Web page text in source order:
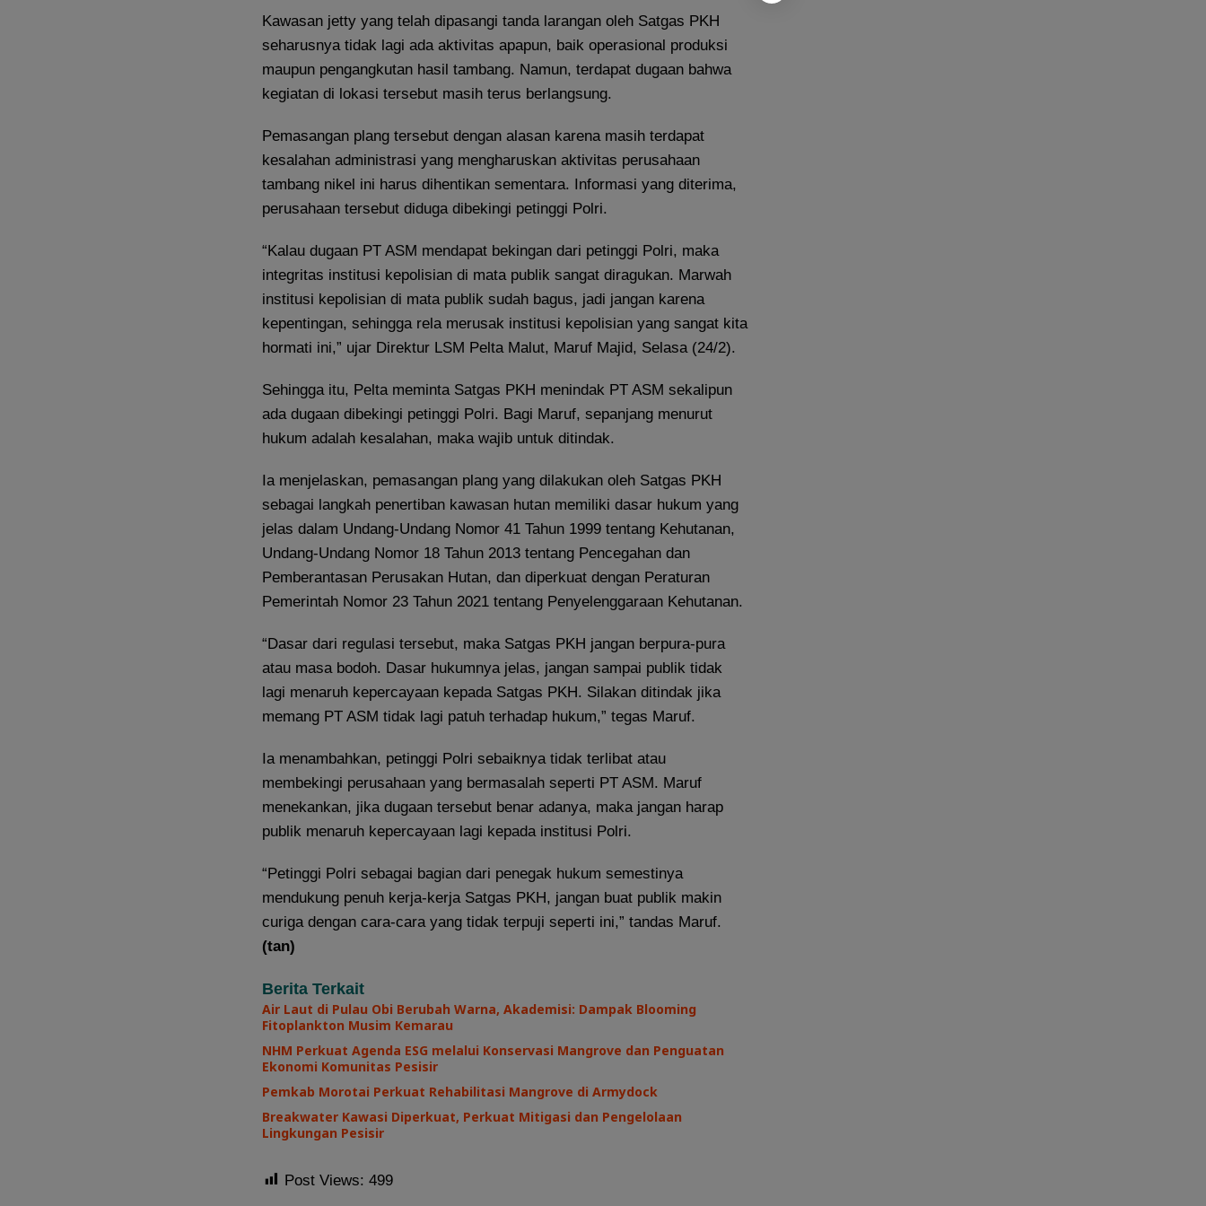
Kawasan jetty yang telah dipasangi tanda larangan oleh Satgas PKH
seharusnya tidak lagi ada aktivitas apapun, baik operasional produksi
maupun pengangkutan hasil tambang. Namun, terdapat dugaan bahwa
kegiatan di lokasi tersebut masih terus berlangsung.
Pemasangan plang tersebut dengan alasan karena masih terdapat
kesalahan administrasi yang mengharuskan aktivitas perusahaan
tambang nikel ini harus dihentikan sementara. Informasi yang diterima,
perusahaan tersebut diduga dibekingi petinggi Polri.
“Kalau dugaan PT ASM mendapat bekingan dari petinggi Polri, maka
integritas institusi kepolisian di mata publik sangat diragukan. Marwah
institusi kepolisian di mata publik sudah bagus, jadi jangan karena
kepentingan, sehingga rela merusak institusi kepolisian yang sangat kita
hormati ini,” ujar Direktur LSM Pelta Malut, Maruf Majid, Selasa (24/2).
Sehingga itu, Pelta meminta Satgas PKH menindak PT ASM sekalipun
ada dugaan dibekingi petinggi Polri. Bagi Maruf, sepanjang menurut
hukum adalah kesalahan, maka wajib untuk ditindak.
Ia menjelaskan, pemasangan plang yang dilakukan oleh Satgas PKH
sebagai langkah penertiban kawasan hutan memiliki dasar hukum yang
jelas dalam Undang-Undang Nomor 41 Tahun 1999 tentang Kehutanan,
Undang-Undang Nomor 18 Tahun 2013 tentang Pencegahan dan
Pemberantasan Perusakan Hutan, dan diperkuat dengan Peraturan
Pemerintah Nomor 23 Tahun 2021 tentang Penyelenggaraan Kehutanan.
“Dasar dari regulasi tersebut, maka Satgas PKH jangan berpura-pura
atau masa bodoh. Dasar hukumnya jelas, jangan sampai publik tidak
lagi menaruh kepercayaan kepada Satgas PKH. Silakan ditindak jika
memang PT ASM tidak lagi patuh terhadap hukum,” tegas Maruf.
Ia menambahkan, petinggi Polri sebaiknya tidak terlibat atau
membekingi perusahaan yang bermasalah seperti PT ASM. Maruf
menekankan, jika dugaan tersebut benar adanya, maka jangan harap
publik menaruh kepercayaan lagi kepada institusi Polri.
“Petinggi Polri sebagai bagian dari penegak hukum semestinya
mendukung penuh kerja-kerja Satgas PKH, jangan buat publik makin
curiga dengan cara-cara yang tidak terpuji seperti ini,” tandas Maruf.
(tan)
Berita Terkait
Air Laut di Pulau Obi Berubah Warna, Akademisi: Dampak Blooming
Fitoplankton Musim Kemarau
NHM Perkuat Agenda ESG melalui Konservasi Mangrove dan Penguatan
Ekonomi Komunitas Pesisir
Pemkab Morotai Perkuat Rehabilitasi Mangrove di Armydock
Breakwater Kawasi Diperkuat, Perkuat Mitigasi dan Pengelolaan
Lingkungan Pesisir
Post Views: 499